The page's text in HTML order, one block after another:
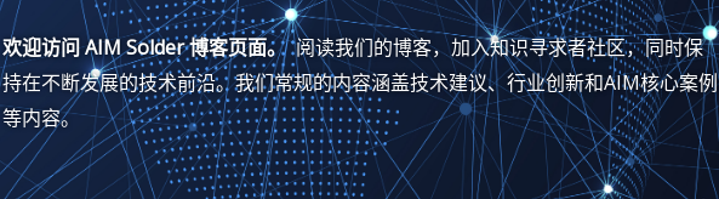
欢迎访问 AIM Solder 博客页面。阅读我们的博客，加入知识寻求者社区，同时保
持在不断发展的技术前沿。我们常规的内容涵盖技术建议、行业创新和AIM核心案例
等内容。